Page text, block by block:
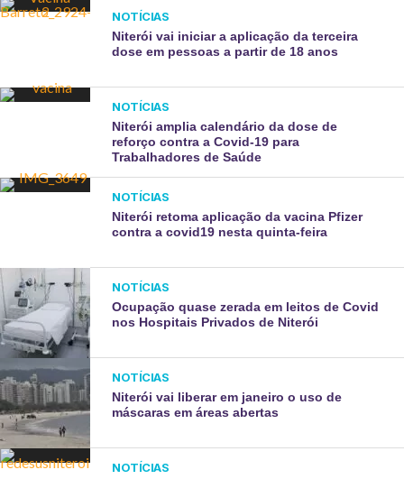
NOTÍCIAS
Niterói vai iniciar a aplicação da terceira
dose em pessoas a partir de 18 anos
NOTÍCIAS
Niterói amplia calendário da dose de
reforço contra a Covid-19 para
Trabalhadores de Saúde
NOTÍCIAS
Niterói retoma aplicação da vacina Pfizer
contra a covid19 nesta quinta-feira
NOTÍCIAS
Ocupação quase zerada em leitos de Covid
nos Hospitais Privados de Niterói
NOTÍCIAS
Niterói vai liberar em janeiro o uso de
máscaras em áreas abertas
NOTÍCIAS